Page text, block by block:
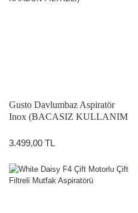
Gusto Davlumbaz Aspiratör
Inox (BACASIZ KULLANIM
3.499,00 TL